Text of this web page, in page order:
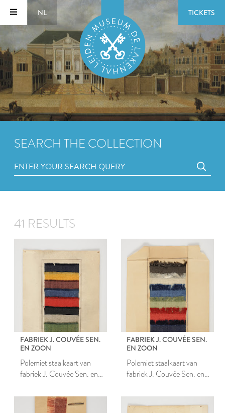
NL TICKETS
SEARCH THE COLLECTION
41 RESULTS
FABRIEK J. COUVÉE SEN.
EN ZOON
Polemiet staalkaart van
fabriek J. Couvée Sen. en
FABRIEK J. COUVÉE SEN.
EN ZOON
Polemiet staalkaart van
fabriek J. Couvée Sen. en